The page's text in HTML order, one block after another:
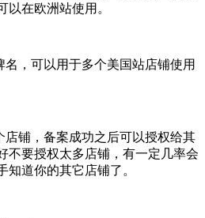
以在欧洲站使用。
，可以用于多个美国站店铺使用
铺，备案成功之后可以授权给其
不要授权太多店铺，有一定几率会
知道你的其它店铺了。